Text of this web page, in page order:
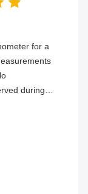
for a
during
very